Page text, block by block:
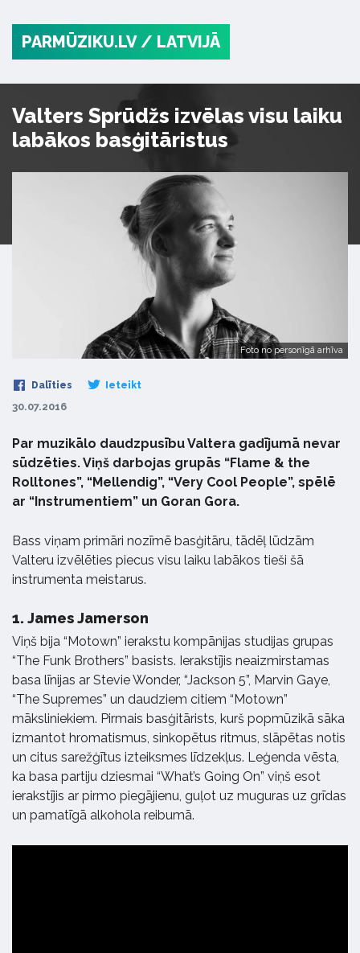
PARMŪZIKU.LV / LATVIJĀ
Valters Sprūdžs izvēlas visu laiku
labākos basģitāristus
Foto no personīgā arhīva
Dalīties Ieteikt
30.07.2016
Par muzikālo daudzpusību Valtera gadījumā nevar
sūdzēties. Viņš darbojas grupās “Flame & the
Rolltones”, “Mellendig”, “Very Cool People”, spēlē
ar “Instrumentiem” un Goran Gora.
Bass viņam primāri nozīmē basģitāru, tādēļ lūdzām
Valteru izvēlēties piecus visu laiku labākos tieši šā
instrumenta meistarus.
1. James Jamerson
Viņš bija “Motown” ierakstu kompānijas studijas grupas
“The Funk Brothers” basists. Ierakstījis neaizmirstamas
basa līnijas ar Stevie Wonder, “Jackson 5”, Marvin Gaye,
“The Supremes” un daudziem citiem “Motown”
māksliniekiem. Pirmais basģitārists, kurš popmūzikā sāka
izmantot hromatismus, sinkopētus ritmus, slāpētas notis
un citus sarežģītus izteiksmes līdzekļus. Leģenda vēsta,
ka basa partiju dziesmai “What’s Going On” viņš esot
ierakstījis ar pirmo piegājienu, guļot uz muguras uz grīdas
un pamatīgā alkohola reibumā.